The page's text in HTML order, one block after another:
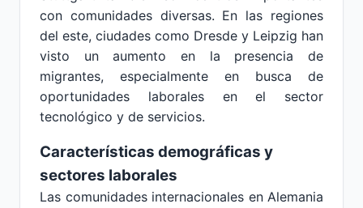
con comunidades diversas. En las regiones
del este, ciudades como Dresde y Leipzig han
visto un aumento en la presencia de
migrantes, especialmente en busca de
oportunidades laborales en el sector
tecnológico y de servicios.
Características demográficas y
sectores laborales
Las comunidades internacionales en Alemania